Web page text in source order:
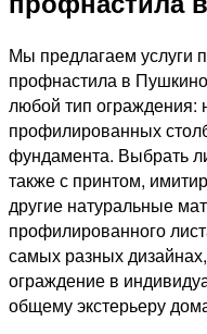
Мы предлагаем услуги
профнастила в
любой тип ограждения:
профилированных
фундамента. Выбрать
также с принтом,
другие натуральные
профилированного
самых разных
ограждение в
общему экстерьеру